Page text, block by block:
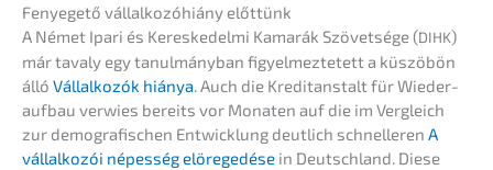
Fenye­ge­tő vállal­ko­zóhiá­ny előttünk
A Német Ipari és Keres­ke­del­mi Kamarák Szövet­sé­ge (DIHK)
már tavaly egy tanul­má­ny­ban figyel­mez­te­tett a küszö­bön
álló Vállal­ko­zók hiánya. Auch die Kredit­an­stalt für Wieder­
auf­bau verwies bereits vor Monaten auf die im Vergleich
zur demogra­fi­schen Entwick­lung deutlich schnel­le­ren A
vállal­ko­zói népes­ség elöre­ge­dé­se in Deutsch­land. Diese